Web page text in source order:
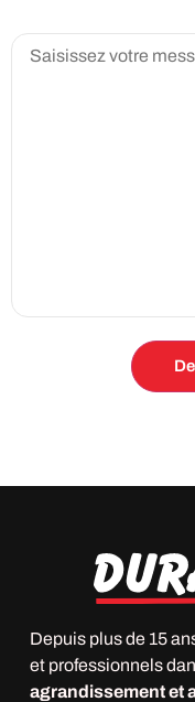
Depuis plus de 15
et professionnels
agrandissement et